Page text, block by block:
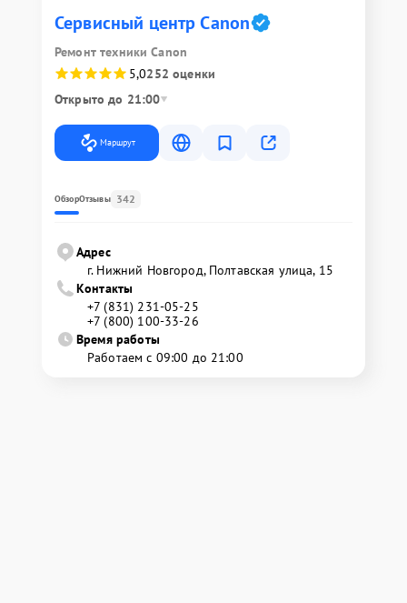
Сервисный центр Canon
Ремонт техники Canon
5,0252 оценки
Открыто до 21:00
Маршрут
ОбзорОтзывы 342
Адрес
г. Нижний Новгород, Полтавская улица, 15
Контакты
+7 (831) 231-05-25
+7 (800) 100-33-26
Время работы
Работаем с 09:00 до 21:00